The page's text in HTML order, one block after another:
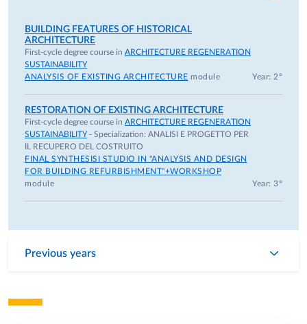
BUILDING FEATURES OF HISTORICAL
ARCHITECTURE
First-cycle degree course in ARCHITECTURE REGENERATION
SUSTAINABILITY
ANALYSIS OF EXISTING ARCHITECTURE module Year: 2°
RESTORATION OF EXISTING ARCHITECTURE
First-cycle degree course in ARCHITECTURE REGENERATION
SUSTAINABILITY- Specialization: ANALISI E PROGETTO PER
IL RECUPERO DEL COSTRUITO
FINAL SYNTHESISI STUDIO IN "ANALYSIS AND DESIGN
FOR BUILDING REFURBISHMENT"+WORKSHOP
module
Year: 3°
Previous years